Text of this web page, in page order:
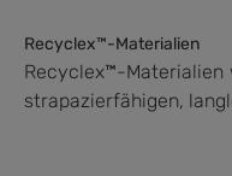
Recyclex™-Materialien
Recyclex™-Materialien
strapazierfähigen,